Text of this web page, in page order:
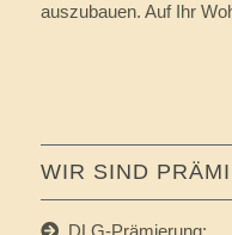
auszubauen. Auf Ihr
WIR SIND
DLG-Prämierung: